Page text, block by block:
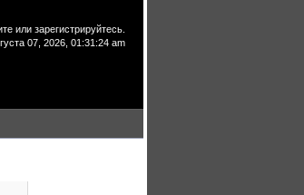
или зарегистрируйтесь
07, 2026, 01:31:24 am